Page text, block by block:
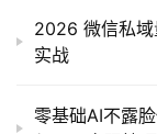
2026 微信私域
实战
零基础AI不露